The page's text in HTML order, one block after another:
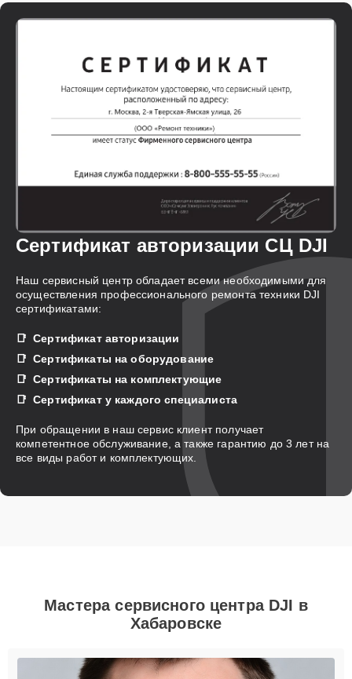
Сертификат авторизации СЦ DJI
Наш сервисный центр обладает всеми необходимыми для
осуществления профессионального ремонта техники DJI
сертификатами:
Сертификат авторизации
Сертификаты на оборудование
Сертификаты на комплектующие
Сертификат у каждого специалиста
При обращении в наш сервис клиент получает
компетентное обслуживание, а также гарантию до 3 лет на
все виды работ и комплектующих.
Мастера сервисного центра DJI в
Хабаровске